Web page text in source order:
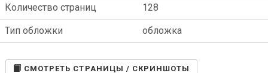
Количество страниц 128
Тип обложки обложка
CМОТРЕТЬ СТРАНИЦЫ / СКРИНШОТЫ